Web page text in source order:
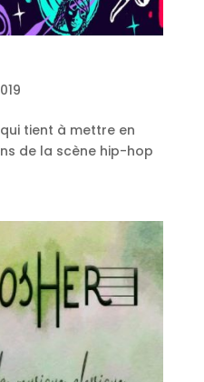
tient à mettre en
de la scène hip-hop